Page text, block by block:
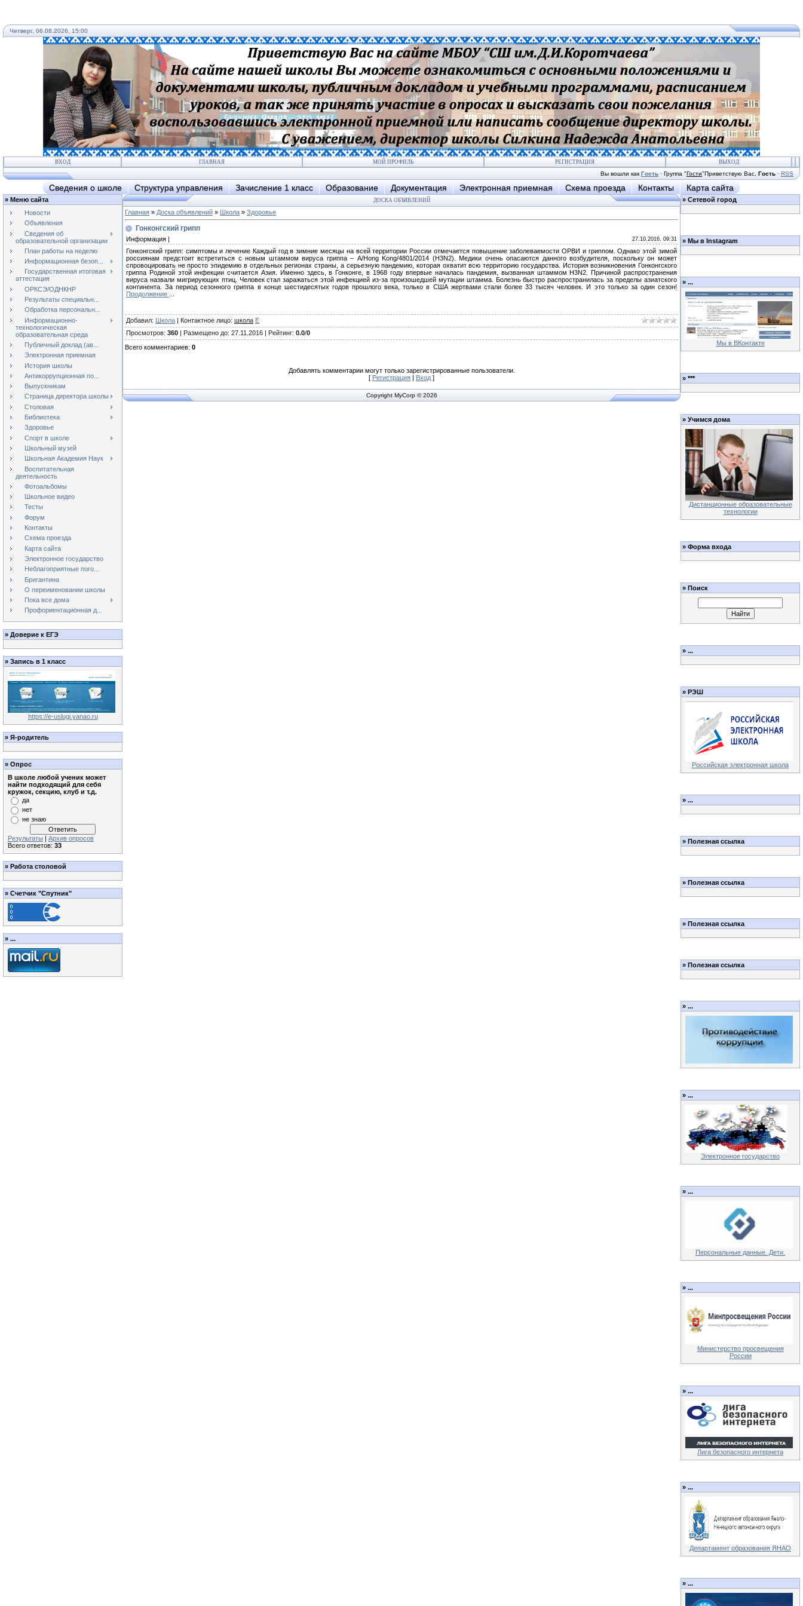
Четверг, 06.08.2026, 15:00
ВХОД ГЛАВНАЯ МОЙ ПРОФИЛЬ РЕГИСТРАЦИЯ ВЫХОД
Вы вошли как Гость · Группа "Гости"Приветствую Вас Гость · RSS
Сведения о школе Структура управления Зачисление 1 класс Образование Документация Электронная приемная Схема проезда Контакты Карта сайта
» Меню сайта
Новости
Объявления
Сведения об
образовательной организации
План работы на неделю
Информационная безоп...
Государственная итоговая
аттестация
ОРКСЭ/ОДНКНР
Результаты специальн...
Обработка персональн...
Информационно-
технологическая
образовательная среда
Публичный доклад (ав...
Электронная приемная
История школы
Антикоррупционная по...
Выпускникам
Страница директора школы
Столовая
Библиотека
Здоровье
Спорт в школе
Школьный музей
Школьная Академия Наук
Воспитательная
деятельность
Фотоальбомы
Школьное видео
Тесты
Форум
Контакты
Схема проезда
Карта сайта
Электронное государство
Неблагоприятные пого...
Бригантина
О переименовании школы
Пока все дома
Профориентационная д...
» Доверие к ЕГЭ
» Запись в 1 класс
https://e-uslugi.yanao.ru
» Я-родитель
» Опрос
В школе любой ученик может
найти подходящий для себя
кружок, секцию, клуб и т.д.
да
нет
не знаю
Результаты | Архив опросов
Всего ответов: 33
» Работа столовой
» Счетчик "Спутник"
» ...
ДОСКА ОБЪЯВЛЕНИЙ
Главная » Доска объявлений » Школа » Здоровье
Гонконгский грипп
Информация | 27.10.2016, 09:31
Гонконгский грипп: симптомы и лечение Каждый год в зимние месяцы на всей территории России отмечается повышение заболеваемости ОРВИ и гриппом. Однако этой зимой
россиянам предстоит встретиться с новым штаммом вируса гриппа – A/Hong Kong/4801/2014 (H3N2). Медики очень опасаются данного возбудителя, поскольку он может
спровоцировать не просто эпидемию в отдельных регионах страны, а серьезную пандемию, которая охватит всю территорию государства. История возникновения Гонконгского
гриппа Родиной этой инфекции считается Азия. Именно здесь, в Гонконге, в 1968 году впервые началась пандемия, вызванная штаммом H3N2. Причиной распространения
вируса назвали мигрирующих птиц. Человек стал заражаться этой инфекцией из-за произошедшей мутации штамма. Болезнь быстро распространилась за пределы азиатского
континента. За период сезонного гриппа в конце шестидесятых годов прошлого века, только в США жертвами стали более 33 тысяч человек. И это только за один сезон!
Продолжение
Добавил: Школа | Контактное лицо: школа E
Просмотров: 360 | Размещено до: 27.11.2016 | Рейтинг: 0.0/0
Всего комментариев: 0
Добавлять комментарии могут только зарегистрированные пользователи.
[ Регистрация | Вход ]
Copyright MyCorp © 2026
» Сетевой город
» Мы в Instagram
» ...
Мы в ВКонтакте
» ***
» Учимся дома
Дистанционные образовательные
технологии
» Форма входа
» Поиск
» ...
» РЭШ
Российская электронная школа
» ...
» Полезная ссылка
» Полезная ссылка
» Полезная ссылка
» Полезная ссылка
» ...
» ...
Электронное государство
» ...
Персональные данные. Дети.
» ...
Министерство просвещения
России
» ...
Лига безопасного интернета
» ...
Департамент образования ЯНАО
» ...